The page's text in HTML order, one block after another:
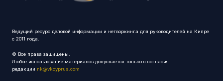
Ведущий ресурс деловой информации и нетворкинга для руководителей на Кипре
с 2011 года.
© Все права защищены.
Любое использование материалов допускается только с согласия
редакции nk@vkcyprus.com